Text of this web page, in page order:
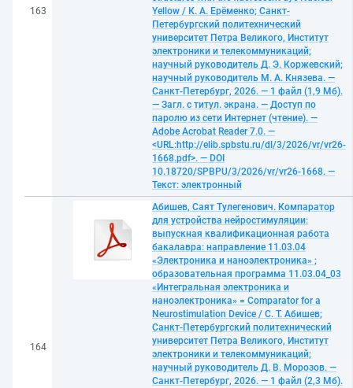
163
Yellow / К. А. Ерёменко; Санкт-
Петербургский политехнический
университет Петра Великого, Институт
электроники и телекоммуникаций;
научный руководитель Д. Э. Коржевский;
научный руководитель М. А. Князева. —
Санкт-Петербург, 2026. — 1 файл (1,9 Мб).
— Загл. с титул. экрана. — Доступ по
паролю из сети Интернет (чтение). —
Adobe Acrobat Reader 7.0. —
<URL:http://elib.spbstu.ru/dl/3/2026/vr/vr26-
1668.pdf>. — DOI
10.18720/SPBPU/3/2026/vr/vr26-1668. —
Текст: электронный
164
Абишев, Саят Тулегенович. Компаратор
для устройства нейростимуляции:
выпускная квалификационная работа
бакалавра: направление 11.03.04
«Электроника и наноэлектроника» ;
образовательная программа 11.03.04_03
«Интегральная электроника и
наноэлектроника» = Comparator for a
Neurostimulation Device / С. Т. Абишев;
Санкт-Петербургский политехнический
университет Петра Великого, Институт
электроники и телекоммуникаций;
научный руководитель Д. В. Морозов. —
Санкт-Петербург, 2026. — 1 файл (2,3 Мб).